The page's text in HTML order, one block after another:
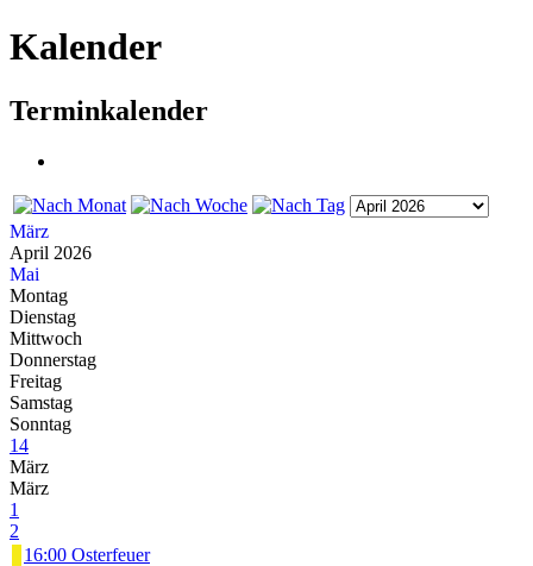
Kalender
Terminkalender
März
April 2026
Mai
Montag
Dienstag
Mittwoch
Donnerstag
Freitag
Samstag
Sonntag
14
März
März
1
2
16:00 Osterfeuer